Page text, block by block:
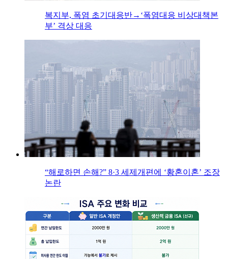
복지부, 폭염 초기대응반→‘폭염대응 비상대책본
부’ 격상 대응
“해로하면 손해?” 8·3 세제개편에 ‘황혼이혼’ 조장
논란